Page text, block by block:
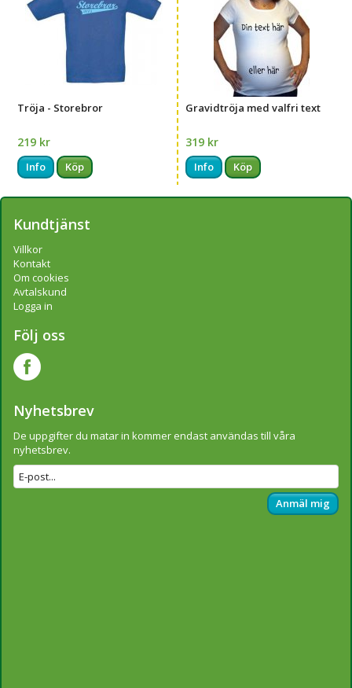
Tröja - Storebror
219 kr
Info Köp
Gravidtröja med valfri text
319 kr
Info Köp
Kundtjänst
Villkor
Kontakt
Om cookies
Avtalskund
Logga in
Följ oss
Nyhetsbrev
De uppgifter du matar in kommer endast användas till våra
nyhetsbrev.
Anmäl mig